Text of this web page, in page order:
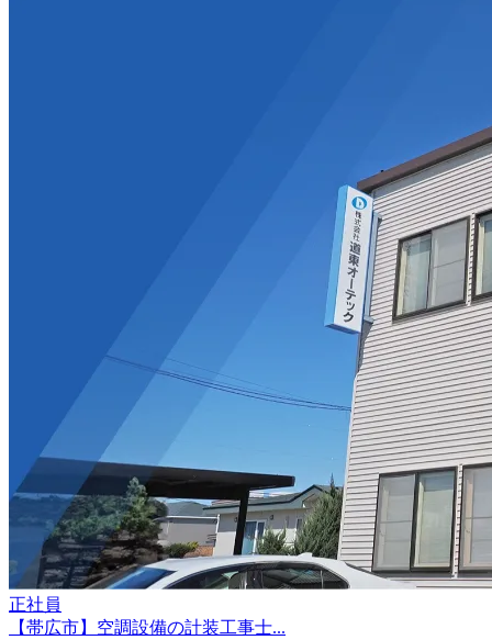
正社員
【帯広市】空調設備の計装工事士...